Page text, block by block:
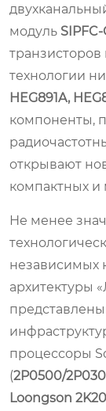
модуль
транзисторов
технологии
HEG891A,
компоненты,
открывают
компактных
Не менее
независимых
архитектуры
процессоры
(2P0500/
Loongson